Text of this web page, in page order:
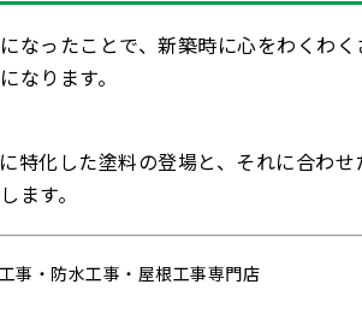
なったことで、新築時に心をわくわ
なります。
特化した塗料の登場と、それに合わ
ます。
事・防水工事・屋根工事専門店